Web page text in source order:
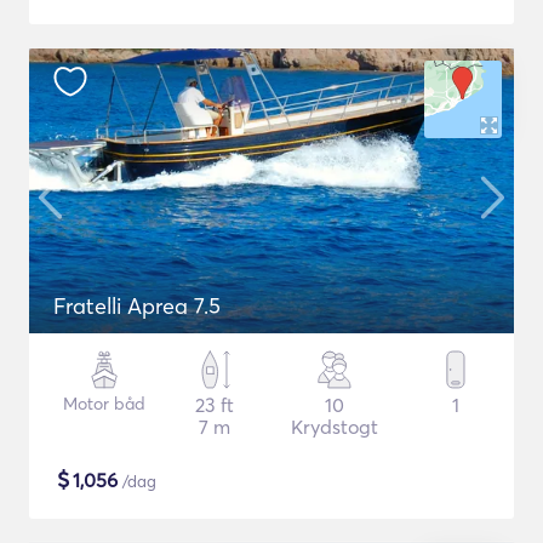
Fratelli Aprea 7.5
Motor båd
23 ft
7 m
10
Krydstogt
1
$1,056 /dag